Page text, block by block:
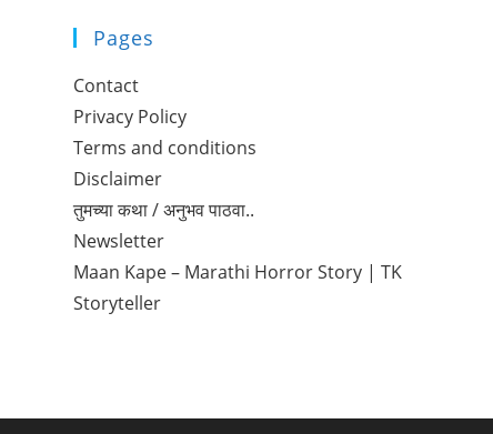
Pages
Contact
Privacy Policy
Terms and conditions
Disclaimer
तुमच्या कथा / अनुभव पाठवा..
Newsletter
Maan Kape – Marathi Horror Story | TK
Storyteller